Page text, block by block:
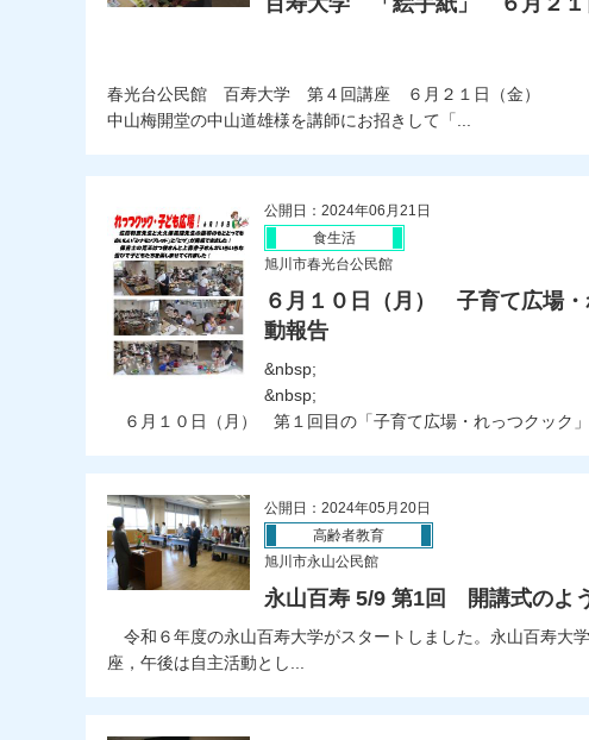
春光台公民館 百寿大学 第４回講座 ６月２１日（金）
中山梅開堂の中山道雄様を講師にお招きして「...
公開日：2024年06月21日
食生活
旭川市春光台公民館
６月１０日（月） 子育て広場
動報告
&nbsp;
&nbsp;
６月１０日（月） 第１回目の「子育て広場・れっつクック」
公開日：2024年05月20日
高齢者教育
旭川市永山公民館
永山百寿 5/9 第1回 開講式のよ
令和６年度の永山百寿大学がスタートしました。永山百寿大
座，午後は自主活動とし...